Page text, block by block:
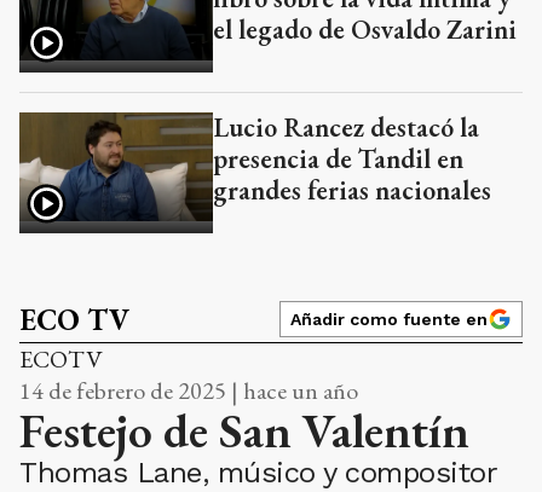
el legado de Osvaldo Zarini
Lucio Rancez destacó la
presencia de Tandil en
grandes ferias nacionales
ECO TV Añadir como fuente en
ECOTV
14 de febrero de 2025 | hace un año
Festejo de San Valentín
Thomas Lane, músico y compositor